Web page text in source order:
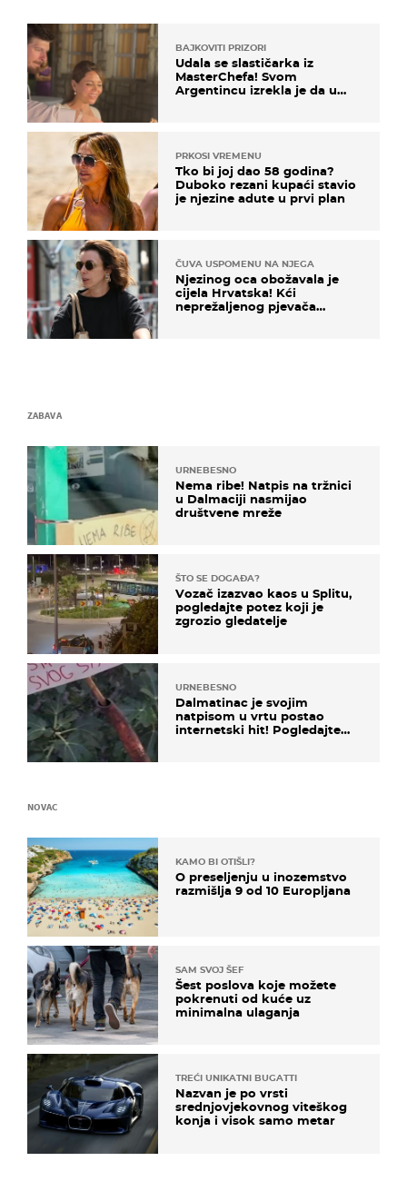
BAJKOVITI PRIZORI
Udala se slastičarka iz
MasterChefa! Svom
Argentincu izrekla je da u
PRKOSI VREMENU
Tko bi joj dao 58 godina?
Duboko rezani kupaći stavio
je njezine adute u prvi plan
ČUVA USPOMENU NA NJEGA
Njezinog oca obožavala je
cijela Hrvatska! Kći
neprežaljenog pjevača
ZABAVA
URNEBESNO
Nema ribe! Natpis na tržnici
u Dalmaciji nasmijao
društvene mreže
ŠTO SE DOGAĐA?
Vozač izazvao kaos u Splitu,
pogledajte potez koji je
zgrozio gledatelje
URNEBESNO
Dalmatinac je svojim
natpisom u vrtu postao
internetski hit! Pogledajte
NOVAC
KAMO BI OTIŠLI?
O preseljenju u inozemstvo
razmišlja 9 od 10 Europljana
SAM SVOJ ŠEF
Šest poslova koje možete
pokrenuti od kuće uz
minimalna ulaganja
TREĆI UNIKATNI BUGATTI
Nazvan je po vrsti
srednjovjekovnog viteškog
konja i visok samo metar